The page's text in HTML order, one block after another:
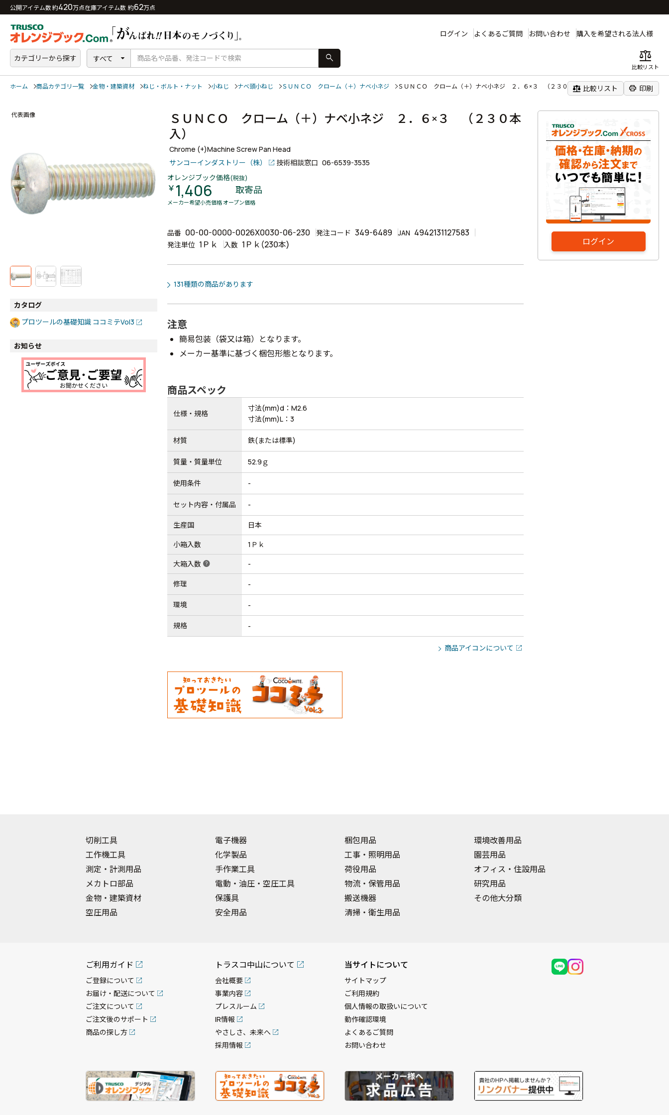
公開アイテム数 約420万点在庫アイテム数 約62万点
ログイン よくあるご質問 お問い合わせ 購入を希望される法人様
カテゴリーから探す すべて search balance
比較リスト
ホーム 商品カテゴリ一覧 金物・建築資材 ねじ・ボルト・ナット 小ねじ ナベ頭小ねじ ＳＵＮＣＯ クローム（＋）ナベ小ネジ ＳＵＮＣＯ クローム（＋）ナベ小ネジ ２．６×３ （２３０本入）
balance 比較リスト print 印刷
ログイン
代表画像
カタログ
プロツールの基礎知識 ココミテVol3
お知らせ
ＳＵＮＣＯ クローム（＋）ナベ小ネジ ２．６×３ （２３０本
入）
Chrome (+)Machine Screw Pan Head
サンコーインダストリー（株）
技術相談窓口 06-6539-3535
オレンジブック価格(税抜)
￥ 1,406 取寄品
メーカー希望小売価格 オープン価格
品番 00-00-0000-0026X0030-06-230 発注コード 349-6489 JAN 4942131127583
発注単位 1Ｐｋ 入数 1Ｐｋ(230本)
131種類の商品があります
注意
簡易包装（袋又は箱）となります。
メーカー基準に基づく梱包形態となります。
商品スペック
仕様・規格
寸法(mm)d：M2.6
寸法(mm)L：3
材質 鉄(または標準)
質量・質量単位 52.9ｇ
使用条件 -
セット内容・付属品 -
生産国 日本
小箱入数 1Ｐｋ
大箱入数 help -
修理 -
環境 -
規格 -
商品アイコンについて
切削工具
工作機工具
測定・計測用品
メカトロ部品
金物・建築資材
空圧用品
電子機器
化学製品
手作業工具
電動・油圧・空圧工具
保護具
安全用品
梱包用品
工事・照明用品
荷役用品
物流・保管用品
搬送機器
清掃・衛生用品
環境改善用品
園芸用品
オフィス・住設用品
研究用品
その他大分類
ご利用ガイド
ご登録について
お届け・配送について
ご注文について
ご注文後のサポート
商品の探し方
トラスコ中山について
会社概要
事業内容
プレスルーム
IR情報
やさしさ、未来へ
採用情報
当サイトについて
サイトマップ
ご利用規約
個人情報の取扱いについて
動作確認環境
よくあるご質問
お問い合わせ